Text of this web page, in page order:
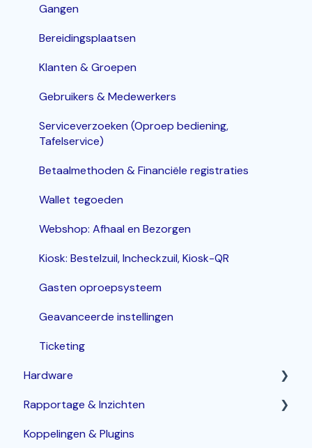
Groepen
Gangen
Bereidingsplaatsen
Klanten & Groepen
Gebruikers & Medewerkers
Serviceverzoeken (Oproep bediening,
Tafelservice)
Betaalmethoden & Financiële registraties
Wallet tegoeden
Webshop: Afhaal en Bezorgen
Kiosk: Bestelzuil, Incheckzuil, Kiosk-QR
Gasten oproepsysteem
Geavanceerde instellingen
Ticketing
Hardware
Router
POS terminals
Rapportage & Inzichten
Geavanceerde opties
Koppelingen & Plugins